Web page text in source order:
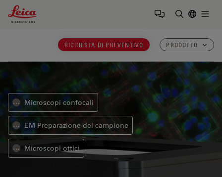
Leica Microsystems Logo
RICHIESTA DI PREVENTIVO PRODOTTO
⋯ Microscopi confocali
⋯ EM Preparazione del campione
⋯ Microscopi ottici